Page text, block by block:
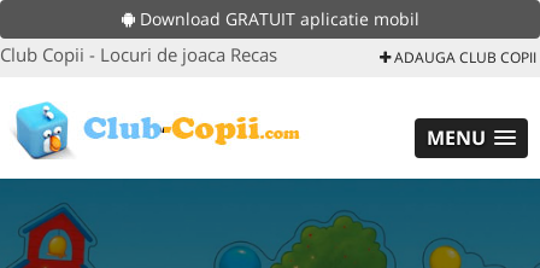
Download GRATUIT aplicatie mobil
Club Copii - Locuri de joaca Recas ADAUGA CLUB COPII
MENU